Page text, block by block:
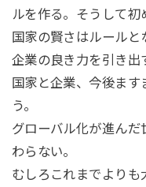
ルを作る。そうして初
国家の賢さはルール と
企業の良き力を引き出
国家と企業、今後ま
う。
グローバル化が進んだ
わらない。
むしろこれまでよりも